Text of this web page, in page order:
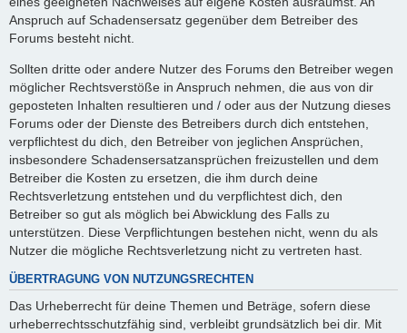
Anspruch auf Schadensersatz gegenüber dem Betreiber des
Forums besteht nicht.
Sollten dritte oder andere Nutzer des Forums den Betreiber wegen
möglicher Rechtsverstöße in Anspruch nehmen, die aus von dir
geposteten Inhalten resultieren und / oder aus der Nutzung dieses
Forums oder der Dienste des Betreibers durch dich entstehen,
verpflichtest du dich, den Betreiber von jeglichen Ansprüchen,
insbesondere Schadensersatzansprüchen freizustellen und dem
Betreiber die Kosten zu ersetzen, die ihm durch deine
Rechtsverletzung entstehen und du verpflichtest dich, den
Betreiber so gut als möglich bei Abwicklung des Falls zu
unterstützen. Diese Verpflichtungen bestehen nicht, wenn du als
Nutzer die mögliche Rechtsverletzung nicht zu vertreten hast.
ÜBERTRAGUNG VON NUTZUNGSRECHTEN
Das Urheberrecht für deine Themen und Beträge, sofern diese
urheberrechtsschutzfähig sind, verbleibt grundsätzlich bei dir. Mit